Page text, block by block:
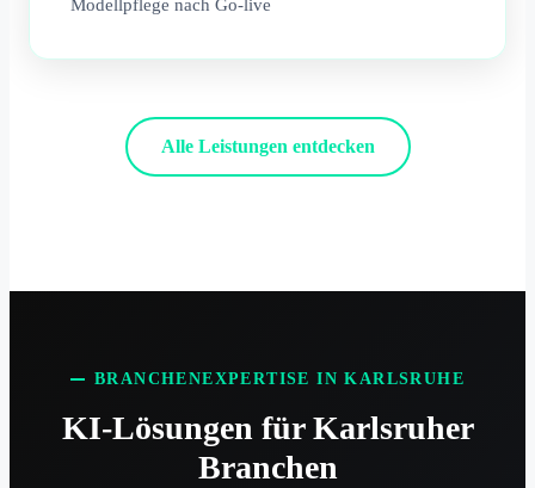
Modellpflege nach Go-live
Alle Leistungen entdecken
BRANCHENEXPERTISE IN KARLSRUHE
KI-Lösungen für Karlsruher
Branchen